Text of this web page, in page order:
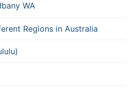
WA
Regions in Australia